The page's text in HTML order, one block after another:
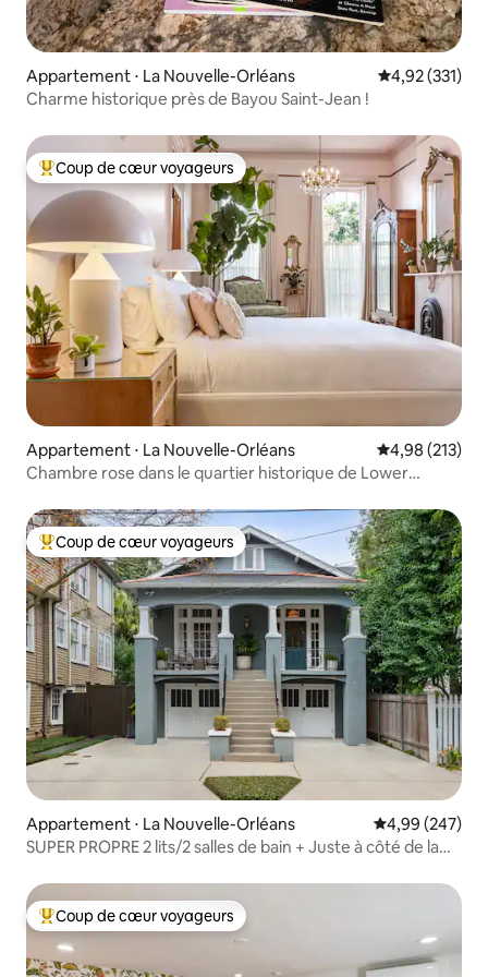
Appartement ⋅ La Nouvelle-Orléans Évaluation
4,92 (331)
Charme historique près de Bayou Saint-Jean !
Coups de cœur voyageurs les plus appréciés
Coup de cœur voyageurs
Appartement ⋅ La Nouvelle-Orléans Évaluation
4,98 (213)
Chambre rose dans le quartier historique de Lower
Coups de cœur voyageurs les plus appréciés
Coup de cœur voyageurs
Appartement ⋅ La Nouvelle-Orléans Évaluation
4,99 (247)
SUPER PROPRE 2 lits/2 salles de bain + Juste à côté de la
Coups de cœur voyageurs les plus appréciés
Coup de cœur voyageurs